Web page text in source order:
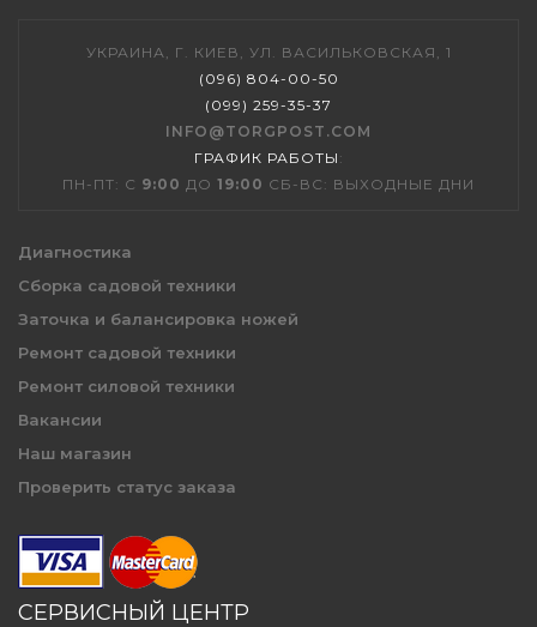
УКРАИНА, Г. КИЕВ, УЛ. ВАСИЛЬКОВСКАЯ, 1
(096) 804-00-50
(099) 259-35-37
INFO@TORGPOST.COM
ГРАФИК РАБОТЫ :
ПН-ПТ: С 9:00 ДО 19:00 СБ-ВС: ВЫХОДНЫЕ ДНИ
Диагностика
Сборка садовой техники
Заточка и балансировка ножей
Ремонт садовой техники
Ремонт силовой техники
Вакансии
Наш магазин
Проверить статус заказа
СЕРВИСНЫЙ ЦЕНТР